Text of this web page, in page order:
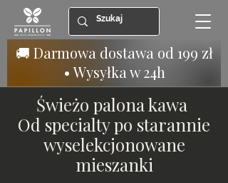
🚚 Darmowa dostawa od 199 zł
• Wysyłka w 24h
Świeżo palona kawa
Od specialty po starannie
wyselekcjonowane
mieszanki